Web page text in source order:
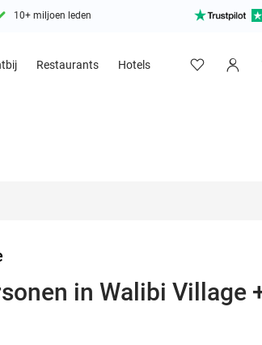
10+ miljoen leden
Restaurants Hotels
in Walibi Village